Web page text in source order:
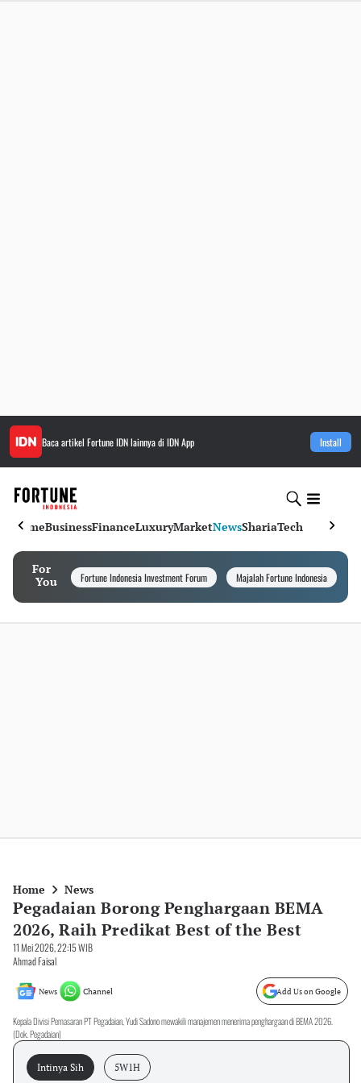
Baca artikel Fortune IDNlainnya di IDN App Install
HomeBusinessFinanceLuxuryMarketNewsShariaTech
For
You
Fortune Indonesia Investment Forum Majalah Fortune Indonesia
Home News
Pegadaian Borong Penghargaan BEMA
2026, Raih Predikat Best of the Best
11 Mei 2026, 22:15 WIB
Ahmad Faisal
News Channel Add Us on Google
Kepala Divisi Pemasaran PT Pegadaian, Yudi Sadono mewakili manajemen menerima penghargaan di BEMA 2026.
(Dok. Pegadaian)
Intinya Sih 5W1H